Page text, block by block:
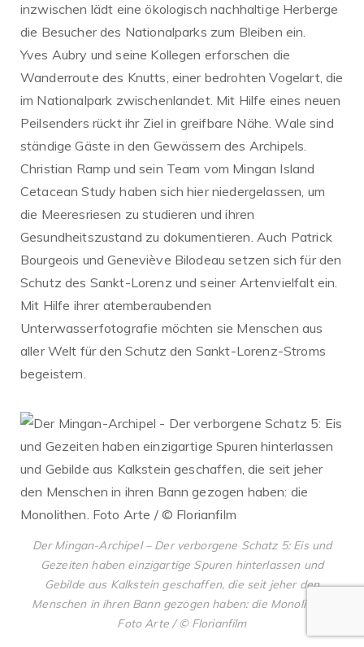
inzwischen lädt eine ökologisch nachhaltige Herberge
die Besucher des Nationalparks zum Bleiben ein.
Yves Aubry und seine Kollegen erforschen die
Wanderroute des Knutts, einer bedrohten Vogelart, die
im Nationalpark zwischenlandet. Mit Hilfe eines neuen
Peilsenders rückt ihr Ziel in greifbare Nähe. Wale sind
ständige Gäste in den Gewässern des Archipels.
Christian Ramp und sein Team vom Mingan Island
Cetacean Study haben sich hier niedergelassen, um
die Meeresriesen zu studieren und ihren
Gesundheitszustand zu dokumentieren. Auch Patrick
Bourgeois und Geneviève Bilodeau setzen sich für den
Schutz des Sankt-Lorenz und seiner Artenvielfalt ein.
Mit Hilfe ihrer atemberaubenden
Unterwasserfotografie möchten sie Menschen aus
aller Welt für den Schutz den Sankt-Lorenz-Stroms
begeistern.
Der Mingan-Archipel – Der verborgene Schatz 5: Eis und
Gezeiten haben einzigartige Spuren hinterlassen und
Gebilde aus Kalkstein geschaffen, die seit jeher den
Menschen in ihren Bann gezogen haben: die Monolithen.
Foto Arte / © Florianfilm